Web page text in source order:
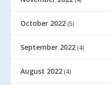
October 2022 (5)
September 2022 (4)
August 2022 (4)